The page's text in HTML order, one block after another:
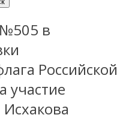
в
Российской
участие